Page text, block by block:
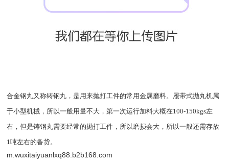
合金钢丸又称铸钢丸，是用来抛打工件的常用金属磨料。履带式抛丸机属
于小型机械，所以一般用量不大，第一次运行加料大概在100-150kgs左
右，但是铸钢丸需要经常的抛打工件，所以磨损会大，所以一般还需存放
1吨左右的备货。
m.wuxitaiyuanlxq88.b2b168.com